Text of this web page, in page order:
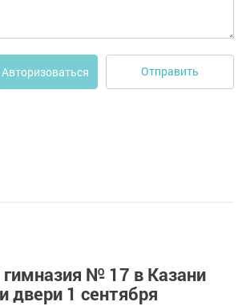
Авторизоваться Отправить
№ 17 в Казани
двери 1 сентября